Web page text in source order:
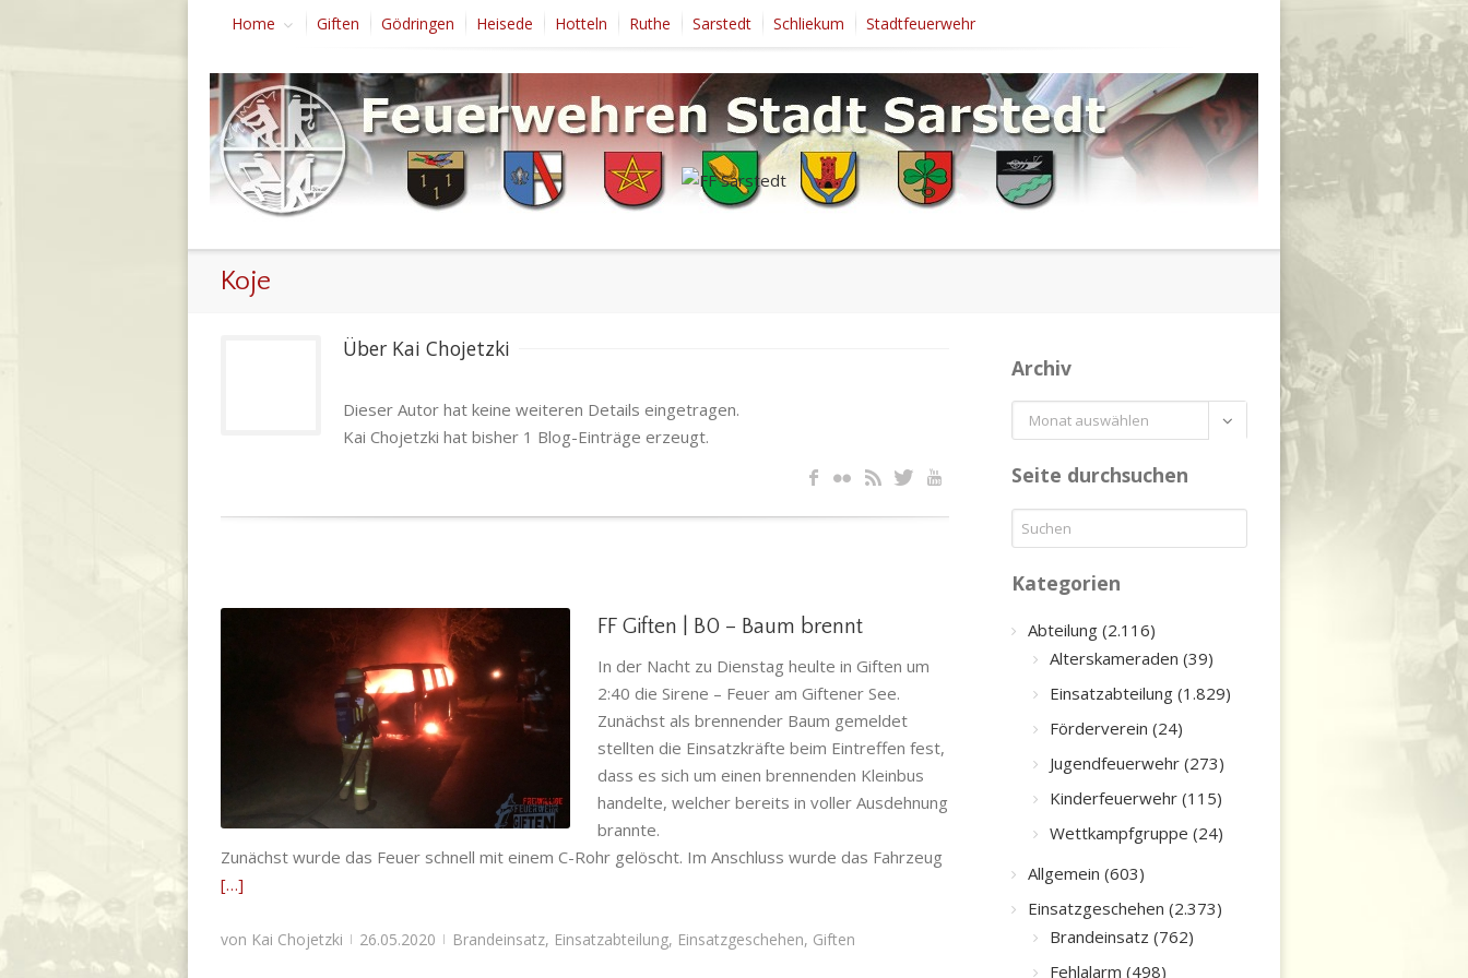
Home Giften Gödringen Heisede Hotteln Ruthe Sarstedt Schliekum Stadtfeuerwehr
Koje
Über Kai Chojetzki
Dieser Autor hat keine weiteren Details eingetragen.
Kai Chojetzki hat bisher 1 Blog-Einträge erzeugt.
FF Giften | B0 – Baum brennt
Einsatzabteilung Einsatzgeschehen
FF Giften | B0 – Baum brennt
In der Nacht zu Dienstag heulte in Giften um
2:40 die Sirene – Feuer am Giftener See.
Zunächst als brennender Baum gemeldet
stellten die Einsatzkräfte beim Eintreffen fest,
dass es sich um einen brennenden Kleinbus
handelte, welcher bereits in voller Ausdehnung
brannte.
Zunächst wurde das Feuer schnell mit einem C-Rohr gelöscht. Im Anschluss wurde das Fahrzeug
[…]
von Kai Chojetzki | 26.05.2020 | Brandeinsatz, Einsatzabteilung, Einsatzgeschehen, Giften
Archiv
Archiv 
Seite durchsuchen
Kategorien
Abteilung (2.116)
Alterskameraden (39)
Einsatzabteilung (1.829)
Förderverein (24)
Jugendfeuerwehr (273)
Kinderfeuerwehr (115)
Wettkampfgruppe (24)
Allgemein (603)
Einsatzgeschehen (2.373)
Brandeinsatz (762)
Fehlalarm (498)